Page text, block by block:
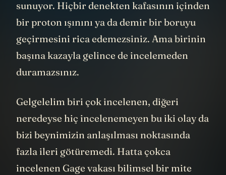
sunuyor. Hiçbir denekten kafasının içinden
bir proton ışınını ya da demir bir boruyu
geçirmesini rica edemezsiniz. Ama birinin
başına kazayla gelince de incelemeden
duramazsınız.
Gelgelelim biri çok incelenen, diğeri
neredeyse hiç incelenemeyen bu iki olay da
bizi beynimizin anlaşılması noktasında
fazla ileri götüremedi. Hatta çokca
incelenen Gage vakası bilimsel bir mite